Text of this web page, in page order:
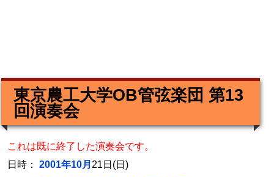
東京農工大学OB管弦楽団 第13
回演奏会
これは既に終了した演奏会です。
日時： 2001年10月 21日(日)